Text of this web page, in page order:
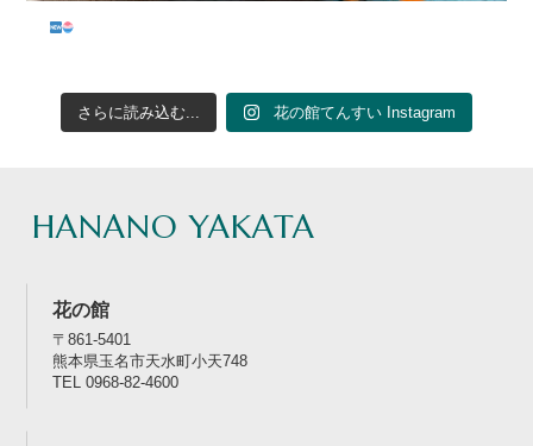
さらに読み込む... 花の館てんすい Instagram
HANANO YAKATA
花の館
〒861-5401
熊本県玉名市天水町小天748
TEL 0968-82-4600